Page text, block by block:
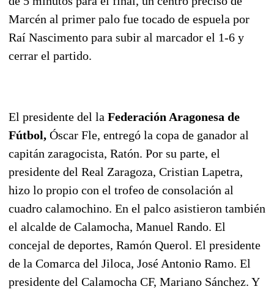
Marcén al primer palo fue tocado de espuela por
Raí Nascimento para subir al marcador el 1-6 y
cerrar el partido.
El presidente del la Federación Aragonesa de
Fútbol, Óscar Fle, entregó la copa de ganador al
capitán zaragocista, Ratón. Por su parte, el
presidente del Real Zaragoza, Cristian Lapetra,
hizo lo propio con el trofeo de consolación al
cuadro calamochino. En el palco asistieron también
el alcalde de Calamocha, Manuel Rando. El
concejal de deportes, Ramón Querol. El presidente
de la Comarca del Jiloca, José Antonio Ramo. El
presidente del Calamocha CF, Mariano Sánchez. Y